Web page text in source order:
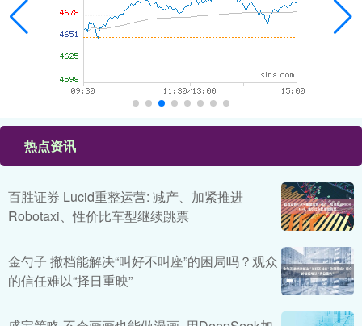
热点资讯
百胜证券 Lucid重整运营: 减产、加紧推进
Robotaxi、性价比车型继续跳票
金勺子 撤档能解决“叫好不叫座”的困局吗？观众
的信任难以“择日重映”